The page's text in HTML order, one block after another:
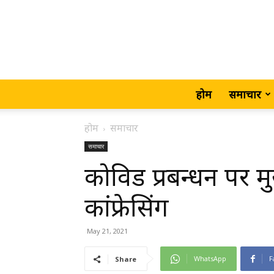
होम समाचार
होम समाचार
समाचार
कोविड प्रबन्धन पर
कांफ्रेसिंग
May 21, 2021
Share WhatsApp